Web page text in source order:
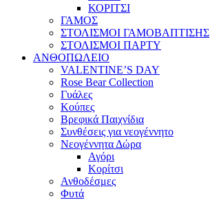
ΚΟΡΙΤΣΙ
ΓΑΜΟΣ
ΣΤΟΛΙΣΜΟΙ ΓΑΜΟΒΑΠΤΙΣΗΣ
ΣΤΟΛΙΣΜΟΙ ΠΑΡΤΥ
ΑΝΘΟΠΩΛΕΙΟ
VALENTINE’S DAY
Rose Bear Collection
Γυάλες
Κούπες
Βρεφικά Παιχνίδια
Συνθέσεις για νεογέννητο
Νεογέννητα Δώρα
Αγόρι
Κορίτσι
Ανθοδέσμες
Φυτά